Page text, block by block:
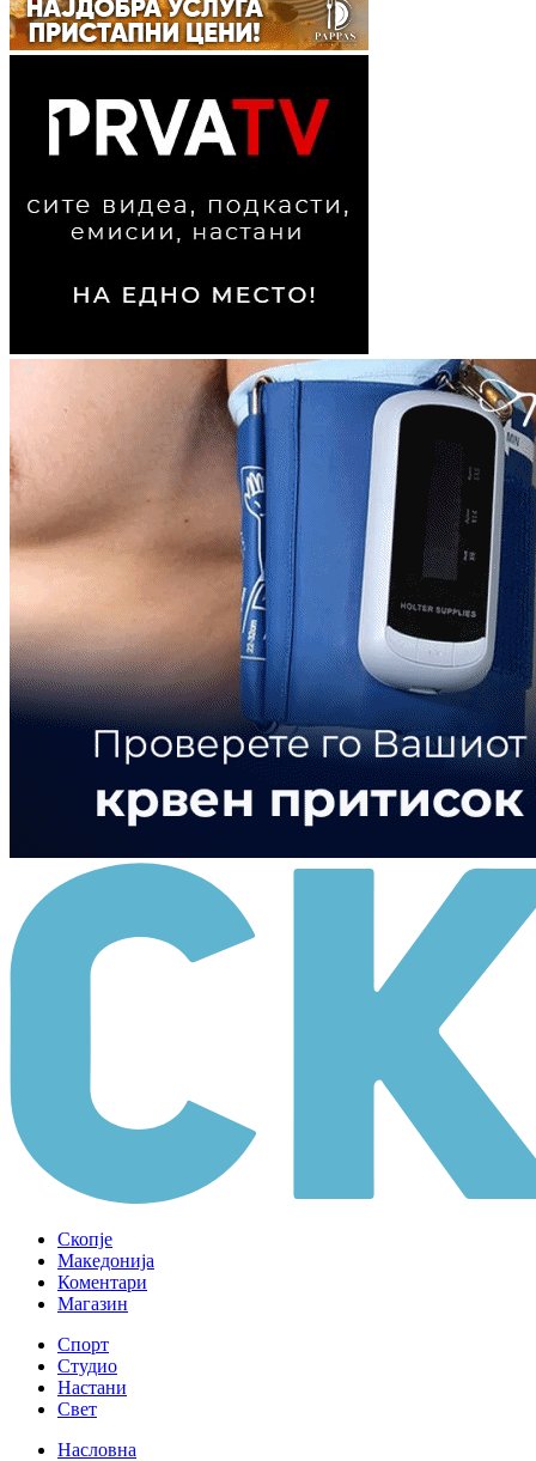
Скопје
Македонија
Коментари
Магазин
Спорт
Студио
Настани
Свет
Насловна